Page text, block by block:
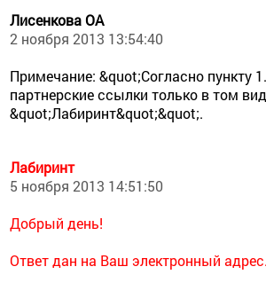
Лисенкова ОА
2 ноября 2013 13:54:40
Примечание: &quot;Согласно пункту
партнерские ссылки только в том
&quot;Лабиринт&quot;&quot;.
Лабиринт
5 ноября 2013 14:51:50
Добрый день!
Ответ дан на Ваш электронный адрес.